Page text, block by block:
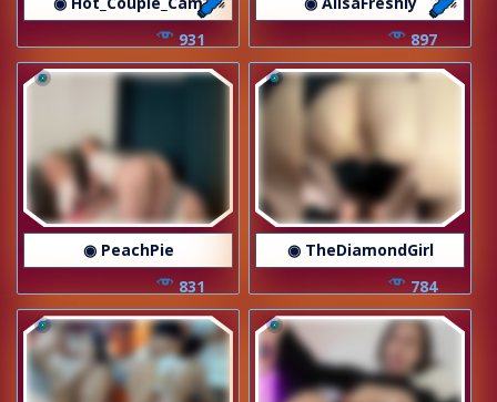
931
897
◉ PeachPie
831
◉ TheDiamondGirl
784